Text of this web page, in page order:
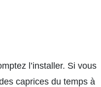
l’installer. Si vous
caprices du temps à